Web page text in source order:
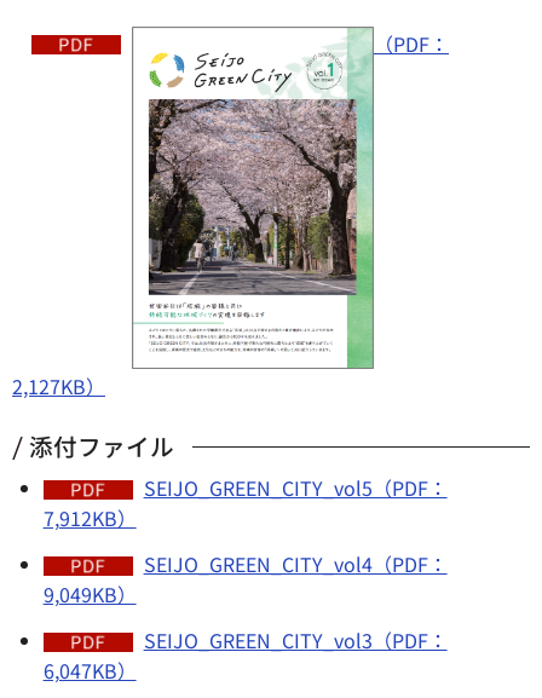
（PDF：
2,127KB）
添付ファイル
SEIJO_GREEN_CITY_vol5（PDF：
7,912KB）
SEIJO_GREEN_CITY_vol4（PDF：
9,049KB）
SEIJO_GREEN_CITY_vol3（PDF：
6,047KB）